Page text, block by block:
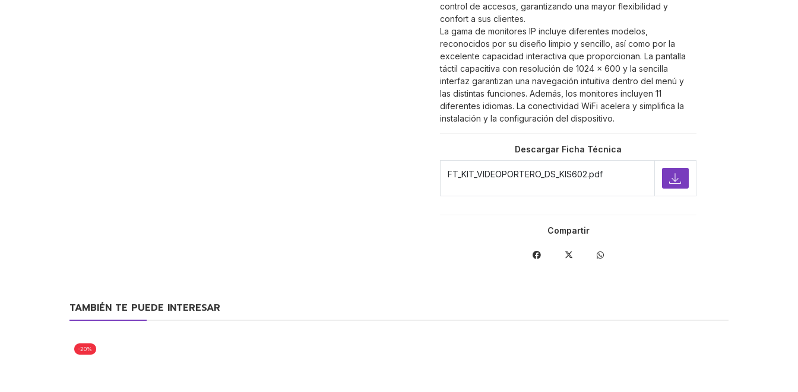
control de accesos, garantizando una mayor flexibilidad y
confort a sus clientes.
La gama de monitores IP incluye diferentes modelos,
reconocidos por su diseño limpio y sencillo, así como por la
excelente capacidad interactiva que proporcionan. La pantalla
táctil capacitiva con resolución de 1024 x 600 y la sencilla
interfaz garantizan una navegación intuitiva dentro del menú y
las distintas funciones. Además, los monitores incluyen 11
diferentes idiomas. La conectividad WiFi acelera y simplifica la
instalación y la configuración del dispositivo.
Descargar Ficha Técnica
FT_KIT_VIDEOPORTERO_DS_KIS602.pdf
Compartir
TAMBIÉN TE PUEDE INTERESAR
-20%